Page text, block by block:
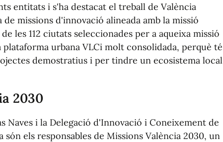
entitats i s'ha destacat el treball de València
missions d'innovació alineada amb la missió
les 112 ciutats seleccionades per a aqueixa missió
urbana VLCi molt consolidada, perquè té
demostratius i per tindre un ecosistema local
2030
Naves i la Delegació d'Innovació i Coneixement de
són els responsables de Missions València 2030, un